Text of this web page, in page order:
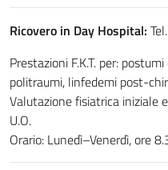
Ricovero in Day Hospital:
Prestazioni F.K.T. per:
politraumi, linfedemi post-
Valutazione fisiatrica iniziale
U.O.
Orario: Lunedì–Venerdì, ore